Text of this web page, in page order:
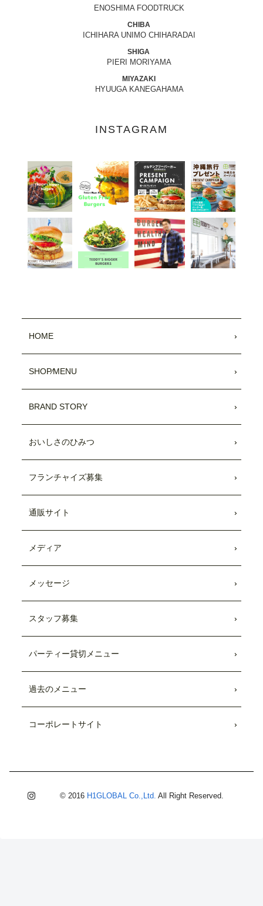
ENOSHIMA FOODTRUCK
CHIBA
ICHIHARA UNIMO CHIHARADAI
SHIGA
PIERI MORIYAMA
MIYAZAKI
HYUUGA KANEGAHAMA
INSTAGRAM
HOME
SHOP⁄MENU
BRAND STORY
おいしさのひみつ
フランチャイズ募集
通販サイト
メディア
メッセージ
スタッフ募集
パーティー貸切メニュー
過去のメニュー
コーポレートサイト
© 2016 H1GLOBAL Co.,Ltd. All Right Reserved.